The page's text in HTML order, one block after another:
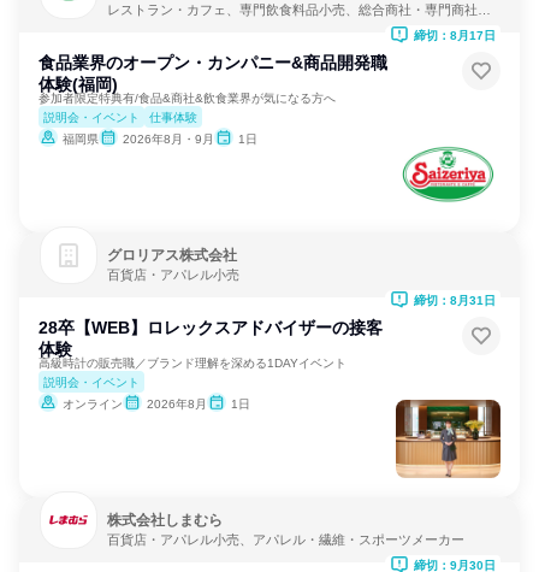
レストラン・カフェ、専門飲食料品小売、総合商社・専門商社・
食品業界のオープン・カンパニー&商品開発職
体験(福岡)
参加者限定特典有/食品&商社&飲食業界が気になる方へ
説明会・イベント
仕事体験
福岡県
2026年8月・9月 1日
締切：8月17日
グロリアス株式会社
百貨店・アパレル小売
28卒【WEB】ロレックスアドバイザーの接客
体験
高級時計の販売職／ブランド理解を深める1DAYイベント
説明会・イベント
オンライン
2026年8月 1日
締切：8月31日
株式会社しまむら
百貨店・アパレル小売、アパレル・繊維・スポーツメーカー
締切：9月30日